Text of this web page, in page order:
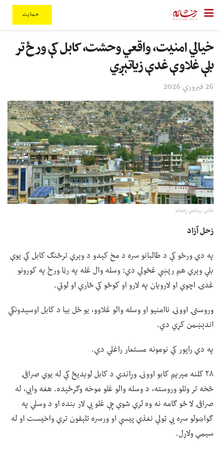
حمایت
خیالي امنیت، واقعي وحشت، کابل کې ورځ تر
بلې غلاوې غدې زیاتېږي
26 فبروري 2026
عکس: رسانه‌ی رخشانه
زحل آزاد
په دې ورځو کې د طالبانو سره د مخ کېدو د وېرې ترڅنګ کابل کې یوې
بلې وېرې هم ریښې غځولې دي: وسله وال غله په رڼا ورځ په کورونو
غدۍ اچوي او لارویان په لارو او کوڅو کې څاري او لوټي.
وروستۍ اوونۍ ناامنیو او وسله والو غلاوو، یو ځل بیا د کابل اوسېدونکي
اندېښمن کړي دي.
په دې راپور کې نومونه مستعار راغلي دي.
۲۸ کلنه مېریم کابو اوونۍ وړاندې د کابل لوېدیځ کې له یوې صرافۍ
څخه تر وتلو وروسته، د وسله والو غلو موخه وګرځېده. هغه وايي، له
صرافۍ لا څو ګامه نه وه لرې شوې چې غلو یې لار بنده او د وسلې په
ګواښولو سره یې ټولې نغذې پيسې او ورسره تلېفون ترې واخیست او له
سیمې ولاړل.